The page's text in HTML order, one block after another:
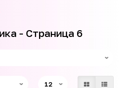
- Страница 6